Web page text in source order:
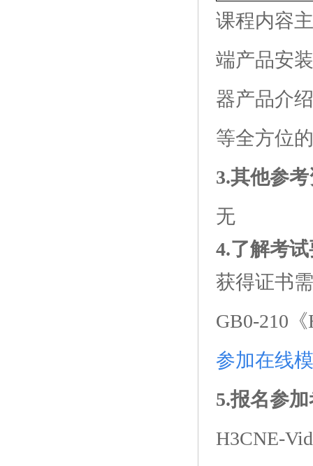
课程内容
端产品安
器产品介
等全方位
3.其他参
无
4.了解考
获得证书
GB0-210
参加在线
5.报名参
H3CNE-